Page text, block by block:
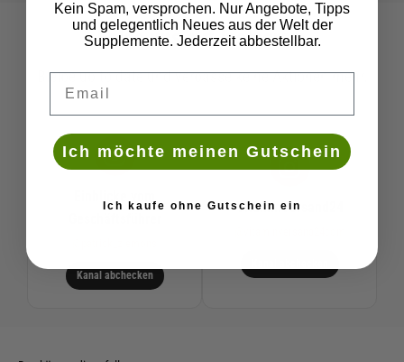
Folge uns auf Instagram
Bleibe up to date und verpasse keine Aktionen mehr.
Kanal abchecken
VitaminVersand24
Kein Spam, versprochen. Nur Angebote, Tipps
und gelegentlich Neues aus der Welt der
Supplemente. Jederzeit abbestellbar.
Ich möchte meinen Gutschein
Ich kaufe ohne Gutschein ein